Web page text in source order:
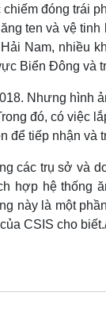
đóng trái
ten và vệ
Nam, nhiều
Biển Đông và
Nhưng hình
đó, có việc
để tiếp nhận
các trụ sở và
hợp hệ thống
này là một
CSIS cho